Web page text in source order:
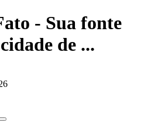
- Sua fonte
de ...